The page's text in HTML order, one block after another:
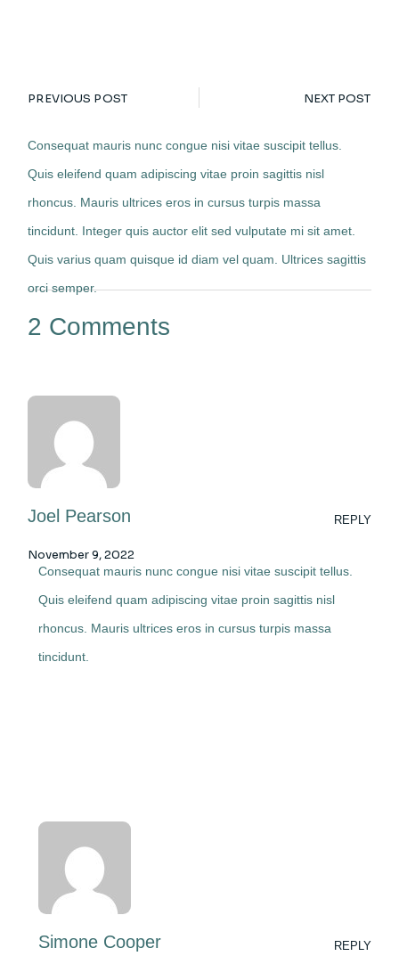
PREVIOUS POST NEXT POST
2 Comments
Joel Pearson
November 9, 2022
Consequat mauris nunc congue nisi vitae suscipit tellus.
Quis eleifend quam adipiscing vitae proin sagittis nisl
rhoncus. Mauris ultrices eros in cursus turpis massa
tincidunt. Integer quis auctor elit sed vulputate mi sit amet.
Quis varius quam quisque id diam vel quam. Ultrices sagittis
orci semper.
REPLY
Simone Cooper
Consequat mauris nunc congue nisi vitae suscipit tellus.
Quis eleifend quam adipiscing vitae proin sagittis nisl
rhoncus. Mauris ultrices eros in cursus turpis massa
tincidunt.
REPLY